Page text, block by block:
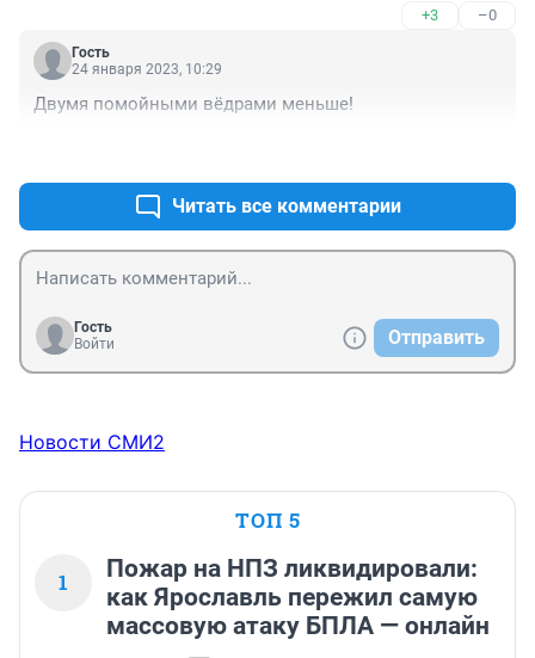
+3 –0
Гость
24 января 2023, 10:29
Двумя помойными вёдрами меньше!
Читать все комментарии
Гость
Войти
Отправить
Новости СМИ2
ТОП 5
1
Пожар на НПЗ ликвидировали:
как Ярославль пережил самую
массовую атаку БПЛА — онлайн